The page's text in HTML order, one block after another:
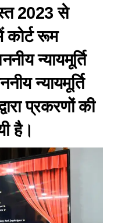
2023 से
कोर्ट रूम
न्यायमूर्ति
न्यायमूर्ति
प्रकरणों की
है।